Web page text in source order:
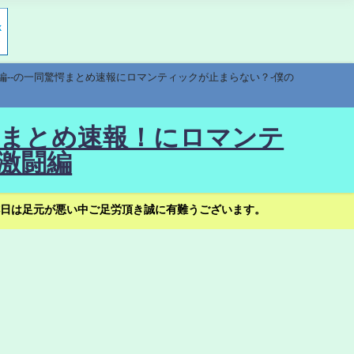
の一同驚愕まとめ速報にロマンティックが止まらない？-僕の
とめ速報！にロマンテ
闘編
足元が悪い中ご足労頂き誠に有難うございます。